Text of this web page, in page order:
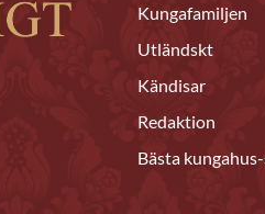
Kungafamiljen
Utländskt
Kändisar
Redaktion
Bästa